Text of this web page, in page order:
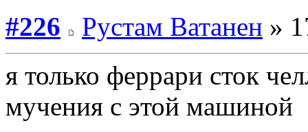
#226
Рустам Ватанен »
я только феррари сток
мучения с этой машиной